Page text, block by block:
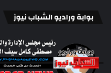
بوابة وراديو الشباب نيوز